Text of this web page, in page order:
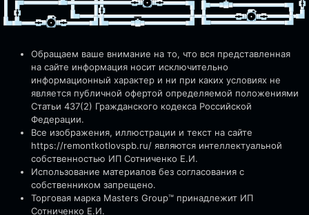
Обращаем ваше внимание на то, что вся представленная
на сайте информация носит исключительно
информационный характер и ни при каких условиях не
является публичной офертой определяемой положениями
Статьи 437(2) Гражданского кодекса Российской
Федерации.
Все изображения, иллюстрации и текст на сайте
https://remontkotlovspb.ru/ являются интеллектуальной
собственностью ИП Сотниченко Е.И.
Использование материалов без согласования с
собственником запрещено.
Торговая марка Masters Group™ принадлежит ИП
Сотниченко Е.И.